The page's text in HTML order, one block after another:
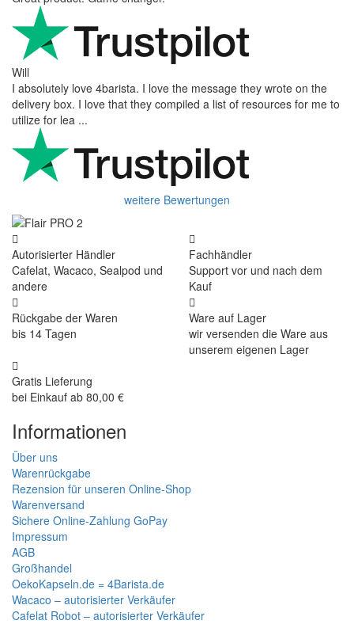
Will
I absolutely love 4barista. I love the message they wrote on the
delivery box. I love that they compiled a list of resources for me to
utilize for lea ...
weitere Bewertungen
Autorisierter Händler
Cafelat, Wacaco, Sealpod und
andere
Fachhändler
Support vor und nach dem
Kauf
Rückgabe der Waren
bis 14 Tagen
Ware auf Lager
wir versenden die Ware aus
unserem eigenen Lager
Gratis Lieferung
bei Einkauf ab 80,00 €
Informationen
Über uns
Warenrückgabe
Rezension für unseren Online-Shop
Warenversand
Sichere Online-Zahlung GoPay
Impressum
AGB
Großhandel
OekoKapseln.de = 4Barista.de
Wacaco – autorisierter Verkäufer
Cafelat Robot – autorisierter Verkäufer